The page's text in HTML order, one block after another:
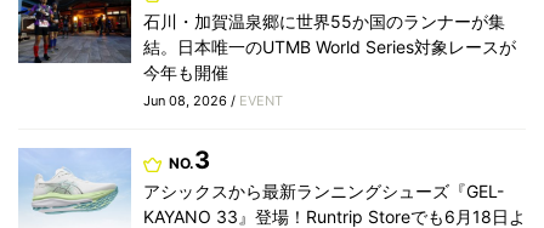
石川・加賀温泉郷に世界55か国のランナーが集
結。日本唯一のUTMB World Series対象レースが
今年も開催
Jun 08, 2026 / EVENT
NO.3
アシックスから最新ランニングシューズ『GEL-
KAYANO 33』登場！Runtrip Storeでも6月18日よ